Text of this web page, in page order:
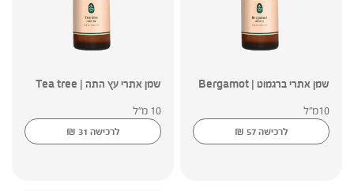
שמן אתרי ברגמוט | Bergamot
10מ"ל
לרכישה ₪ 57
שמן אתרי עץ התה | Tea tree
10 מ"ל
לרכישה ₪ 31